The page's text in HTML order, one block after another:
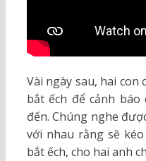
Vài ngày sau, hai con
bắt ếch để cảnh
đến. Chúng nghe
với nhau rằng sẽ
bắt ếch, cho hai anh